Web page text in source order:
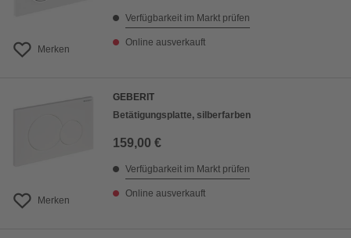
Merken
Verfügbarkeit im Markt prüfen
Online ausverkauft
Merken
GEBERIT
Betätigungsplatte, silberfarben
159,00 €
Verfügbarkeit im Markt prüfen
Online ausverkauft